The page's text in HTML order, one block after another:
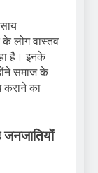
लोग वास्तव
है। इनके
समाज के
कराने का